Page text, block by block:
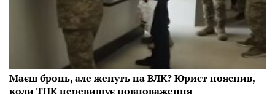
Маєш бронь, але женуть на ВЛК? Юрист пояснив,
коли ТЦК перевищує повноваження